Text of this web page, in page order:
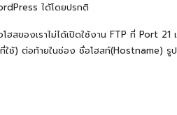
ได้โดยปรกติ
องเราไม่ได้เปิดใช้งาน FTP ที่ Port 21 เ
ใช้) ต่อท้ายในช่อง ชื่อโฮสท์(Hostname)